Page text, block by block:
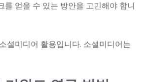
를 얻을 수 있는 방안을 고민해야 합니
셜미디어 활용입니다. 소셜미디어는